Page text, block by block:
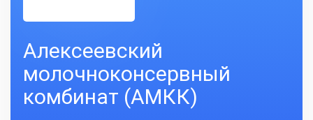
Алексеевский
молочноконсервный
комбинат (АМКК)